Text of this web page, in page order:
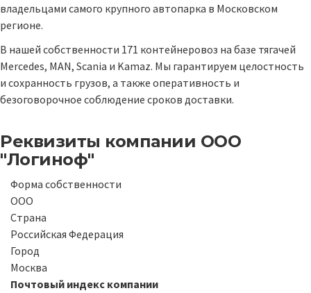
владельцами самого крупного автопарка в Московском
регионе.
В нашей собственности 171 контейнеровоз на базе тягачей
Mercedes, MAN, Scania и Kamaz. Мы гарантируем целостность
и сохранность грузов, а также оперативность и
безоговорочное соблюдение сроков доставки.
Реквизиты компании ООО
"Логиноф"
Форма собственности
ООО
Страна
Российская Федерация
Город
Москва
Почтовый индекс компании